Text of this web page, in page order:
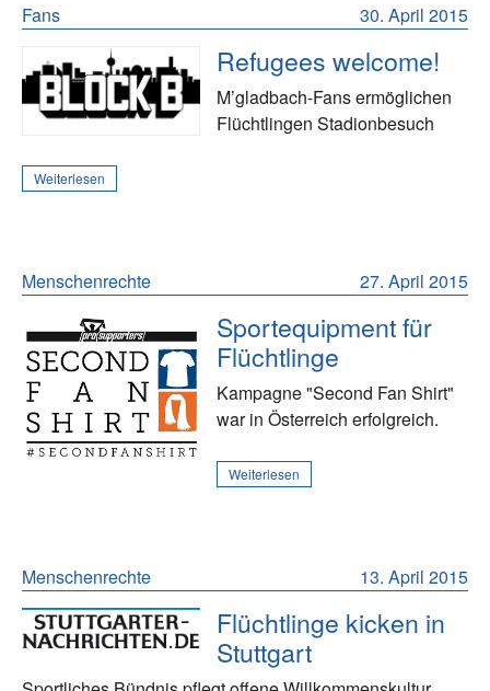
30. April 2015
Fans
Refugees welcome!
M’gladbach-Fans ermöglichen
Flüchtlingen Stadionbesuch
Weiterlesen
27. April 2015
Menschenrechte
Sportequipment für
Flüchtlinge
Kampagne "Second Fan Shirt"
war in Österreich erfolgreich.
Weiterlesen
13. April 2015
Menschenrechte
Flüchtlinge kicken in
Stuttgart